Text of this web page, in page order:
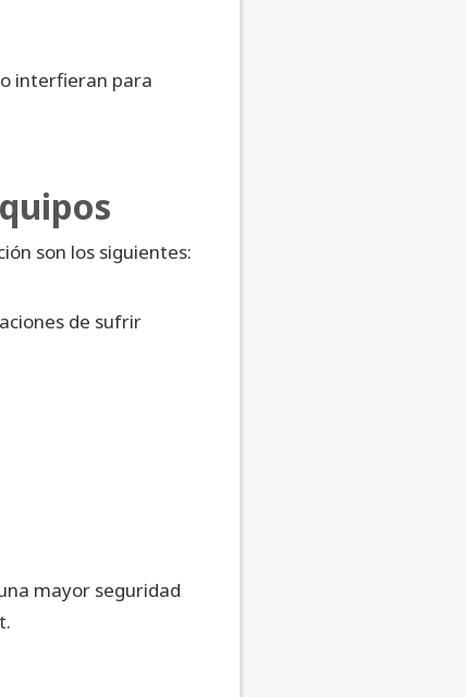
interfieran para
son los siguientes:
de sufrir
mayor seguridad
.